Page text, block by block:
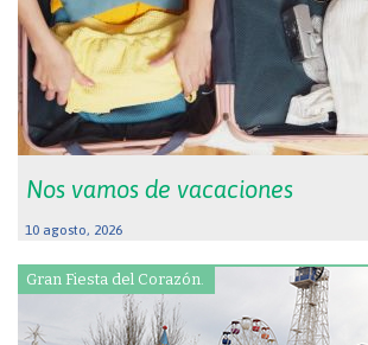
Nos vamos de vacaciones
10 agosto, 2026
Gran Fiesta del Corazón.